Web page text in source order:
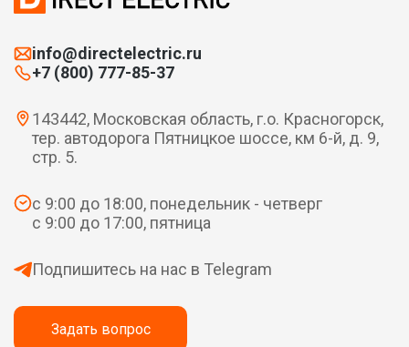
info@directelectric.ru
+7 (800) 777-85-37
143442, Московская область, г.о. Красногорск,
тер. автодорога Пятницкое шоссе, км 6-й, д. 9,
стр. 5.
с 9:00 до 18:00, понедельник - четверг
с 9:00 до 17:00, пятница
Подпишитесь на нас в Telegram
Задать вопрос